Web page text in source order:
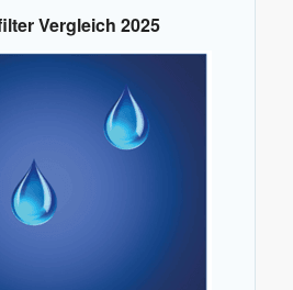
Vergleich 2025